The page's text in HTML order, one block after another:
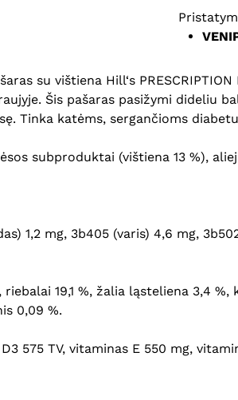
su vištiena Hill‘s
Šis pašaras pasižymi dideliu
Tinka katėms, sergančioms
subproduktai (vištiena 13 %),
1,2 mg, 3b405 (varis) 4,6 mg,
riebalai 19,1 %, žalia ląsteliena 3,4
0,09 %.
575 TV, vitaminas E 550 mg,